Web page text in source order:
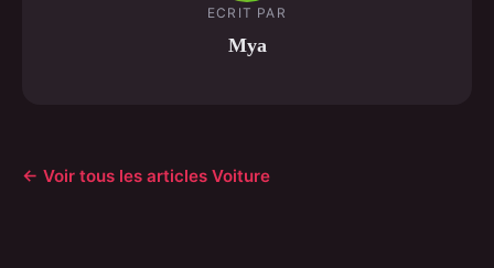
ECRIT PAR
Mya
← Voir tous les articles Voiture